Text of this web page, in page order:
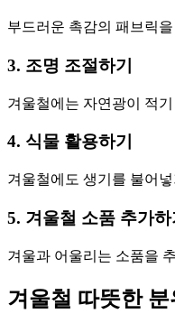
부드러운 촉감의 패브릭
3. 조명 조절하기
겨울철에는 자연광이 적
4. 식물 활용하기
겨울철에도 생기를 불어
5. 겨울철 소품 추가하
겨울과 어울리는 소품을
겨울철 따뜻한 분